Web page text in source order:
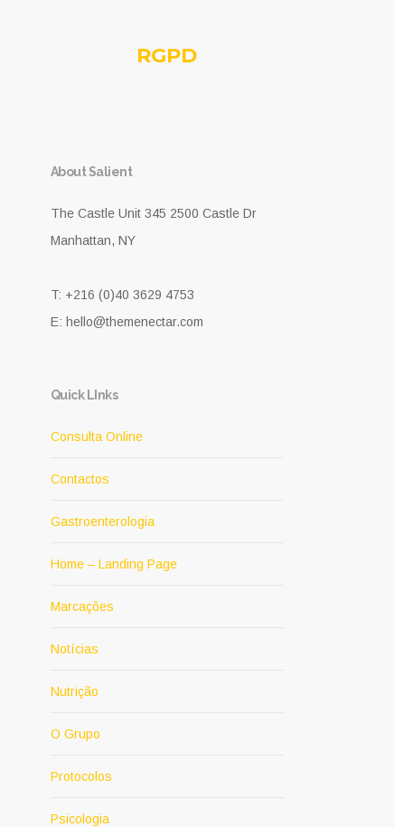
RGPD
About Salient
The Castle Unit 345 2500 Castle Dr
Manhattan, NY
T: +216 (0)40 3629 4753
E: hello@themenectar.com
Quick LInks
Consulta Online
Contactos
Gastroenterologia
Home – Landing Page
Marcações
Notícias
Nutrição
O Grupo
Protocolos
Psicologia